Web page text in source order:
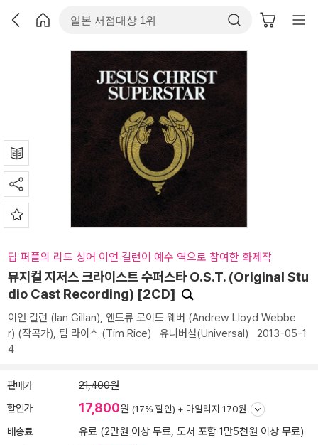
딥 퍼플의 리드 싱어 이언 길런이 예수 역으로 참여한 화제작
뮤지컬 지저스 크라이스트 수퍼스타 O.S.T. (Original Stu
dio Cast Recording) [2CD]
이언 길런 (Ian Gillan), 앤드류 로이드 웨버 (Andrew Lloyd Webbe
r) (작곡가), 팀 라이스 (Tim Rice) 유니버설(Universal) 2013-05-1
4
판매가 21,400원
할인가 17,800원 (17% 할인) + 마일리지 170원
배송료
유료 (2만원 이상 무료, 도서 포함 1만5천원 이상 무료)